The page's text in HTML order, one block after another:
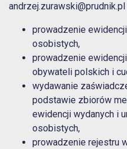
andrzej.zurawski@prudnik.pl
prowadzenie
osobistych,
prowadzenie
obywateli polskich i
wydawanie
podstawie zbiorów
ewidencji wydanych i
osobistych,
prowadzenie rejestru